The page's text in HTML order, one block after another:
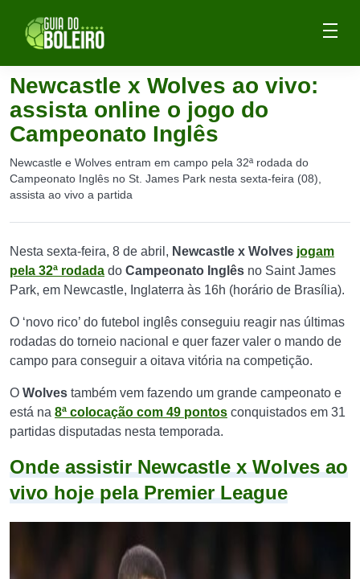
Newcastle x Wolves ao vivo:
assista online o jogo do
Campeonato Inglês
Newcastle e Wolves entram em campo pela 32ª rodada do
Campeonato Inglês no St. James Park nesta sexta-feira (08),
assista ao vivo a partida
Nesta sexta-feira, 8 de abril, Newcastle x Wolves jogam
pela 32ª rodada do Campeonato Inglês no Saint James
Park, em Newcastle, Inglaterra às 16h (horário de Brasília).
O ‘novo rico’ do futebol inglês conseguiu reagir nas últimas
rodadas do torneio nacional e quer fazer valer o mando de
campo para conseguir a oitava vitória na competição.
O Wolves também vem fazendo um grande campeonato e
está na 8ª colocação com 49 pontos conquistados em 31
partidas disputadas nesta temporada.
Onde assistir Newcastle x Wolves ao
vivo hoje pela Premier League